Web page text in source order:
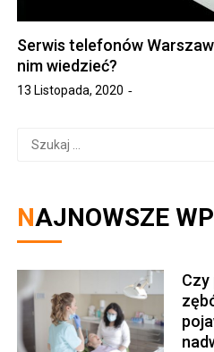
Serwis telefonów
nim wiedzieć?
13 Listopada, 2020
Szukaj:
NAJNOWSZE
Czy